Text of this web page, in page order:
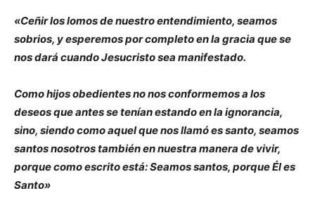
«Ceñir los lomos de nuestro entendimiento, seamos
sobrios, y esperemos por completo en la gracia que se
nos dará cuando Jesucristo sea manifestado.
Como hijos obedientes no nos conformemos a los
deseos que antes se tenían estando en la ignorancia,
sino, siendo como aquel que nos llamó es santo, seamos
santos nosotros también en nuestra manera de vivir,
porque como escrito está: Seamos santos, porque Él es
Santo»